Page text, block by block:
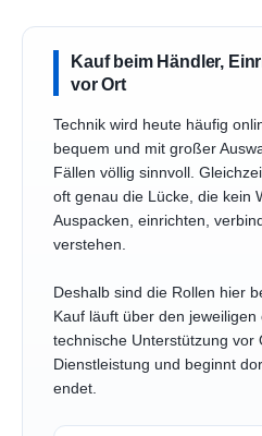
Kauf beim Händler,
vor Ort
Technik wird heute häufig
bequem und mit großer
Fällen völlig sinnvoll.
oft genau die Lücke, die kein
Auspacken, einrichten,
verstehen.
Deshalb sind die Rollen hier
Kauf läuft über den
technische Unterstützung vor
Dienstleistung und beginnt
endet.